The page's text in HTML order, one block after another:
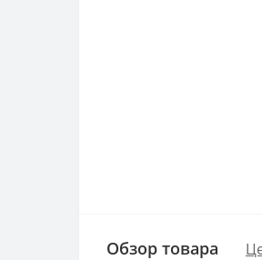
Обзор товара